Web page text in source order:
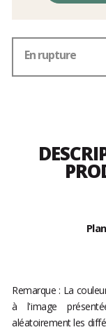
En rupture
Remarque : La
à l'image
aléatoirement les